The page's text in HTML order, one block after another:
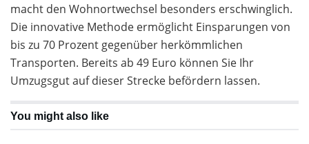
macht den Wohnortwechsel besonders erschwinglich.
Die innovative Methode ermöglicht Einsparungen von
bis zu 70 Prozent gegenüber herkömmlichen
Transporten. Bereits ab 49 Euro können Sie Ihr
Umzugsgut auf dieser Strecke befördern lassen.
You might also like